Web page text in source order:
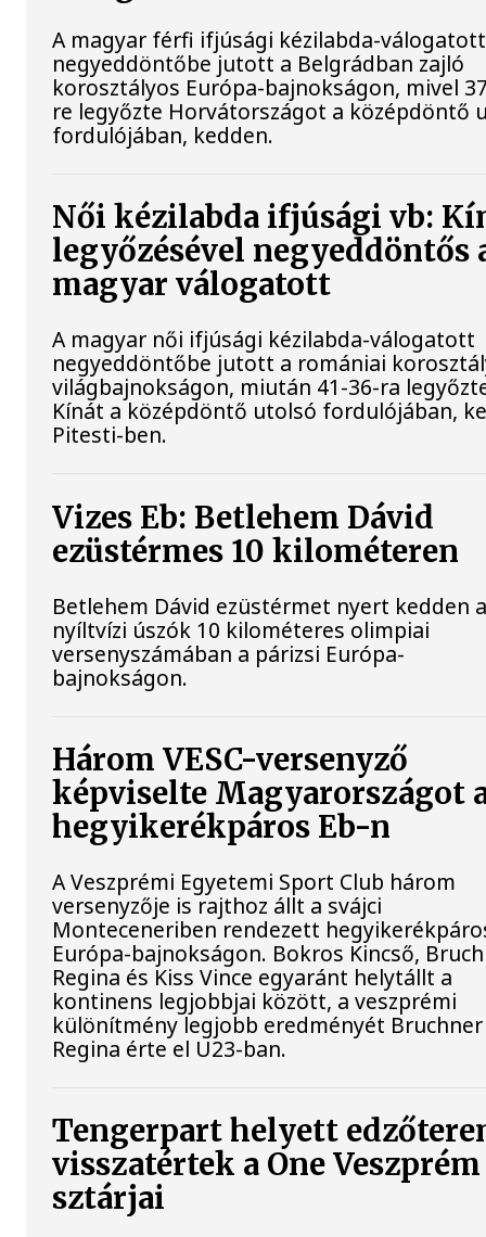
A magyar férfi ifjúsági kézilabda-válogatott
negyeddöntőbe jutott a Belgrádban zajló
korosztályos Európa-bajnokságon, mivel
re legyőzte Horvátországot a középdöntő
fordulójában, kedden.
Női kézilabda ifjúsági vb:
legyőzésével negyeddöntős
magyar válogatott
A magyar női ifjúsági kézilabda-válogatott
negyeddöntőbe jutott a romániai
világbajnokságon, miután 41-36-ra
Kínát a középdöntő utolsó fordulójában,
Pitesti-ben.
Vizes Eb: Betlehem Dávid
ezüstérmes 10 kilométeren
Betlehem Dávid ezüstérmet nyert kedden
nyíltvízi úszók 10 kilométeres olimpiai
versenyszámában a párizsi Európa-
bajnokságon.
Három VESC-versenyző
képviselte Magyarországot
hegyikerékpáros Eb-n
A Veszprémi Egyetemi Sport Club három
versenyzője is rajthoz állt a svájci
Monteceneriben rendezett
Európa-bajnokságon. Bokros Kincső,
Regina és Kiss Vince egyaránt helytállt a
kontinens legjobbjai között, a veszprémi
különítmény legjobb eredményét Bruchner
Regina érte el U23-ban.
Tengerpart helyett
visszatértek a One Veszprém
sztárjai